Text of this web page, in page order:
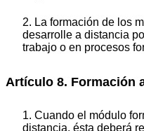
2. La formación de los
desarrolle a distancia
trabajo o en procesos
Artículo 8. Formación
1. Cuando el módulo
distancia, ésta deberá